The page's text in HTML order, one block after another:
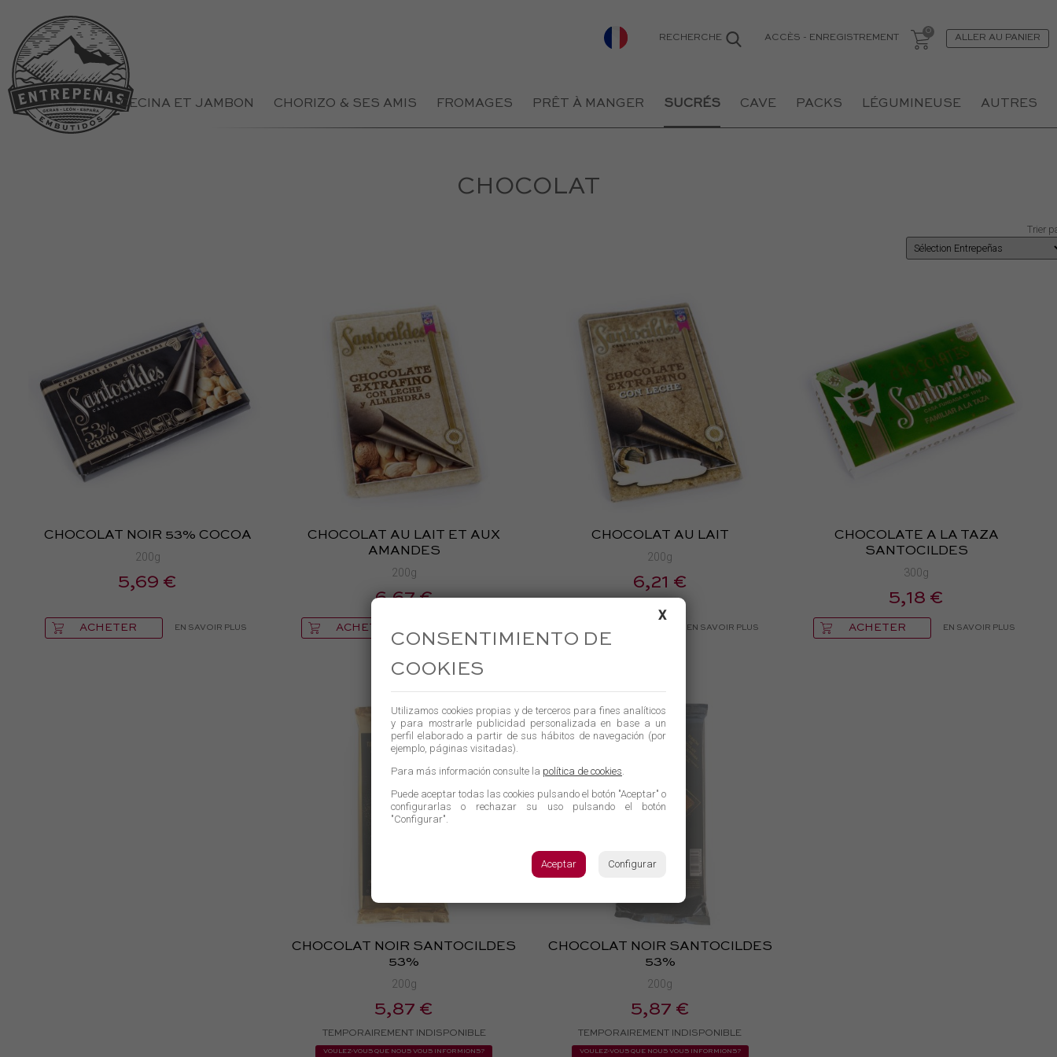
RECHERCHE ACCÈS - ENREGISTREMENT ALLER AU PANIER
CECINA ET JAMBON CHORIZO & SES AMIS FROMAGES PRÊT À MANGER SUCRÉS CAVE PACKS LÉGUMINEUSE AUTRES
CHOCOLAT
Trier
CHOCOLAT NOIR 53% COCOA
200g
5,69 €
ACHETER EN SAVOIR PLUS
CHOCOLAT AU LAIT ET AUX
AMANDES
200g
6,67 €
ACHETER
CHOCOLAT AU LAIT
200g
6,21 €
EN SAVOIR PLUS
CHOCOLATE A LA TAZA
SANTOCILDES
300g
5,18 €
ACHETER EN SAVOIR PLUS
CHOCOLAT NOIR SANTOCILDES
53%
200g
5,87 €
TEMPORAIREMENT INDISPONIBLE
VOULEZ-VOUS QUE NOUS VOUS INFORMIONS?
CHOCOLAT NOIR SANTOCILDES
53%
200g
5,87 €
TEMPORAIREMENT INDISPONIBLE
VOULEZ-VOUS QUE NOUS VOUS INFORMIONS?
X
CONSENTIMIENTO DE
COOKIES
Utilizamos cookies propias y de terceros para fines analíticos
y para mostrarle publicidad personalizada en base a un
perfil elaborado a partir de sus hábitos de navegación (por
ejemplo, páginas visitadas).
Para más información consulte la política de cookies
Puede aceptar todas las cookies pulsando el botón "Aceptar" o
configurarlas o rechazar su uso pulsando el botón
"Configurar".
Aceptar Configurar